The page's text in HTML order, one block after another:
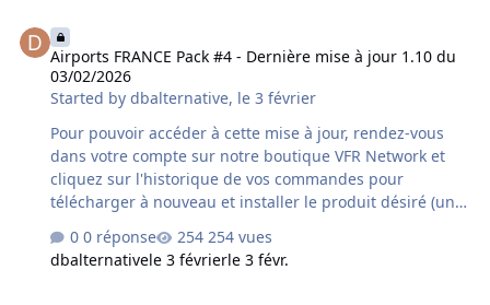
supplémentaire variable peut s'avérer nécessaire à la
mise à disposition de cette mise à jour par le revendeur
concerné. Contenu de la mise à jour version 1.10 du
03/02/2026 : LFKC - Calvi Sainte-Catherine - ground
texture color updated LFK…
Airports FRANCE Pack #4 - Dernière mise à jour 1.10 du
03/02/2026
Started bydbalternative, le 3 février
Pour pouvoir accéder à cette mise à jour, rendez-vous
dans votre compte sur notre boutique VFR Network et
cliquez sur l'historique de vos commandes pour
télécharger à nouveau et installer le produit désiré (une
désinstallation préalable du produit déjà installé sur
votre ordinateur est fortement conseillée). Si vous avez
acquis le produit chez un autre revendeur assurez-vous
0 réponse
254 vues
dbalternativele 3 févrierle 3 févr.